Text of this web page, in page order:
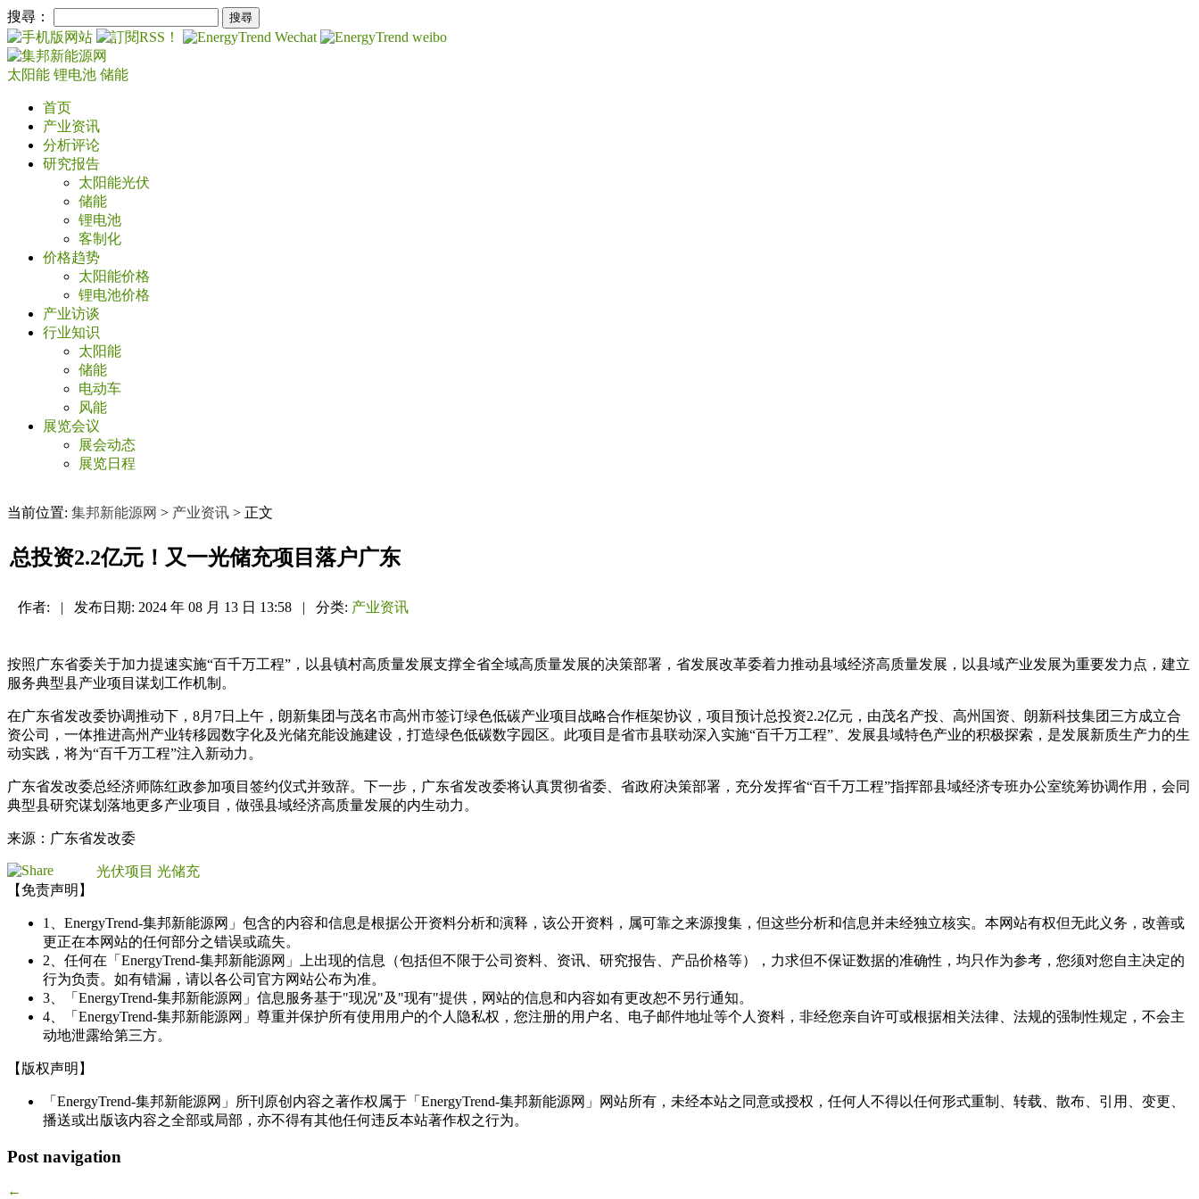
搜尋：
太阳能 锂电池 储能
首页
产业资讯
分析评论
研究报告
太阳能光伏
储能
锂电池
客制化
价格趋势
太阳能价格
锂电池价格
产业访谈
行业知识
太阳能
储能
电动车
风能
展览会议
展会动态
展览日程
当前位置: 集邦新能源网 > 产业资讯 > 正文
总投资2.2亿元！又一光储充项目落户广东
作者: | 发布日期: 2024 年 08 月 13 日 13:58 | 分类: 产业资讯
按照广东省委关于加力提速实施“百千万工程”，以县镇村高质量发展支撑全省全域高质量发展的决策部署，省发展改革委着力推动县域经济高质量发展，以县域产业发展为重要发力点，建立
服务典型县产业项目谋划工作机制。
在广东省发改委协调推动下，8月7日上午，朗新集团与茂名市高州市签订绿色低碳产业项目战略合作框架协议，项目预计总投资2.2亿元，由茂名产投、高州国资、朗新科技集团三方成立合
资公司，一体推进高州产业转移园数字化及光储充能设施建设，打造绿色低碳数字园区。此项目是省市县联动深入实施“百千万工程”、发展县域特色产业的积极探索，是发展新质生产力的生
动实践，将为“百千万工程”注入新动力。
广东省发改委总经济师陈红政参加项目签约仪式并致辞。下一步，广东省发改委将认真贯彻省委、省政府决策部署，充分发挥省“百千万工程”指挥部县域经济专班办公室统筹协调作用，会同
典型县研究谋划落地更多产业项目，做强县域经济高质量发展的内生动力。
来源：广东省发改委
光伏项目 光储充
【免责声明】
1、EnergyTrend-集邦新能源网」包含的内容和信息是根据公开资料分析和演释，该公开资料，属可靠之来源搜集，但这些分析和信息并未经独立核实。本网站有权但无此义务，改善或
更正在本网站的任何部分之错误或疏失。
2、任何在「EnergyTrend-集邦新能源网」上出现的信息（包括但不限于公司资料、资讯、研究报告、产品价格等），力求但不保证数据的准确性，均只作为参考，您须对您自主决定的
行为负责。如有错漏，请以各公司官方网站公布为准。
3、「EnergyTrend-集邦新能源网」信息服务基于"现况"及"现有"提供，网站的信息和内容如有更改恕不另行通知。
4、「EnergyTrend-集邦新能源网」尊重并保护所有使用用户的个人隐私权，您注册的用户名、电子邮件地址等个人资料，非经您亲自许可或根据相关法律、法规的强制性规定，不会主
动地泄露给第三方。
【版权声明】
「EnergyTrend-集邦新能源网」所刊原创内容之著作权属于「EnergyTrend-集邦新能源网」网站所有，未经本站之同意或授权，任何人不得以任何形式重制、转载、散布、引用、变更、
播送或出版该内容之全部或局部，亦不得有其他任何违反本站著作权之行为。
Post navigation
←